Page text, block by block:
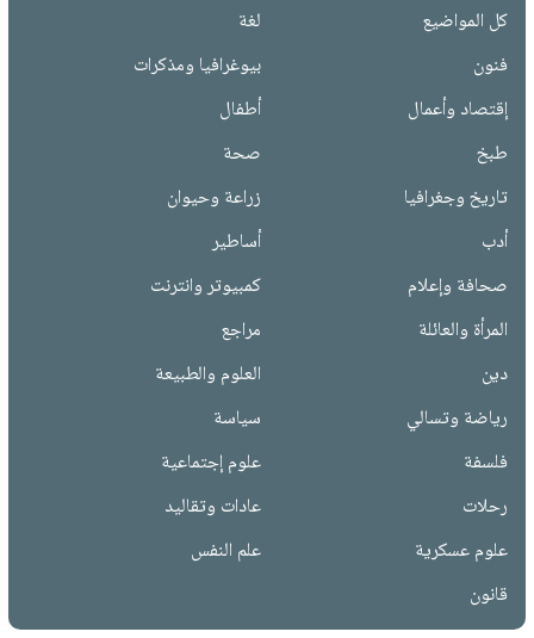
كل المواضيع
لغة
فنون
بيوغرافيا ومذكرات
إقتصاد وأعمال
أطفال
طبخ
صحة
تاريخ وجغرافيا
زراعة وحيوان
أدب
أساطير
صحافة وإعلام
كمبيوتر وانترنت
المرأة والعائلة
مراجع
دين
العلوم والطبيعة
رياضة وتسالي
سياسة
فلسفة
علوم إجتماعية
رحلات
عادات وتقاليد
علوم عسكرية
علم النفس
قانون